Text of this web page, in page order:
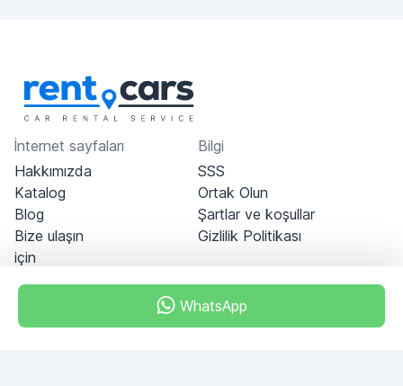
WhatsApp
İnternet sayfaları
Hakkımızda
Katalog
Blog
Bize ulaşın
için
Bilgi
SSS
Ortak Olun
Şartlar ve koşullar
Gizlilik Politikası
ALBAHAR building